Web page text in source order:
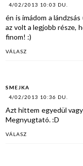
4/02/2013 10:03 DU.
én is imádom a
az volt a legjobb része,
finom! :)
VÁLASZ
SMEJKA
4/02/2013 10:36 DU.
Azt hittem egyedül
Megnyugtató. :D
VÁLASZ